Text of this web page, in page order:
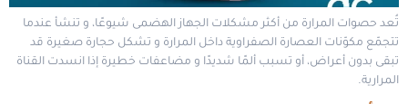
تُعد حصوات المرارة من أكثر مشكلات الجهاز الهضمى شيوعًا، و تنشأ عندما
تتجمّع مكوّنات العصارة الصفراوية داخل المرارة و تشكل حجارة صغيرة قد
تبقى بدون أعراض، أو تسبب ألمًا شديدًا و مضاعفات خطيرة إذا انسدت القناة
المرارية.